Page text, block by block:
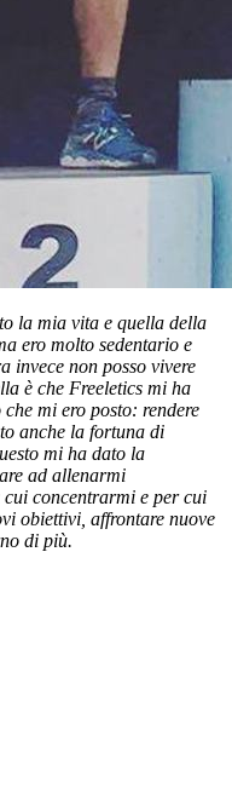
la mia vita e quella della
ero molto sedentario e
invece non posso vivere
è che Freeletics mi ha
mi ero posto: rendere
anche la fortuna di
mi ha dato la
ad allenarmi
concentrarmi e per cui
obiettivi, affrontare nuove
di più.